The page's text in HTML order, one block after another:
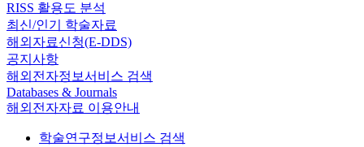
RISS 활용도 분석
최신/인기 학술자료
해외자료신청(E-DDS)
공지사항
해외전자정보서비스 검색
Databases & Journals
해외전자자료 이용안내
학술연구정보서비스 검색